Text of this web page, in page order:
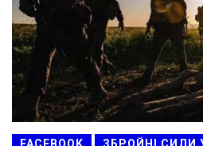
FACEBOOK ЗБРОЙНІ СИЛИ